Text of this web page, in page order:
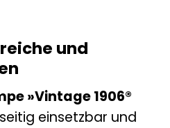
und
»Vintage 1906®
einsetzbar und